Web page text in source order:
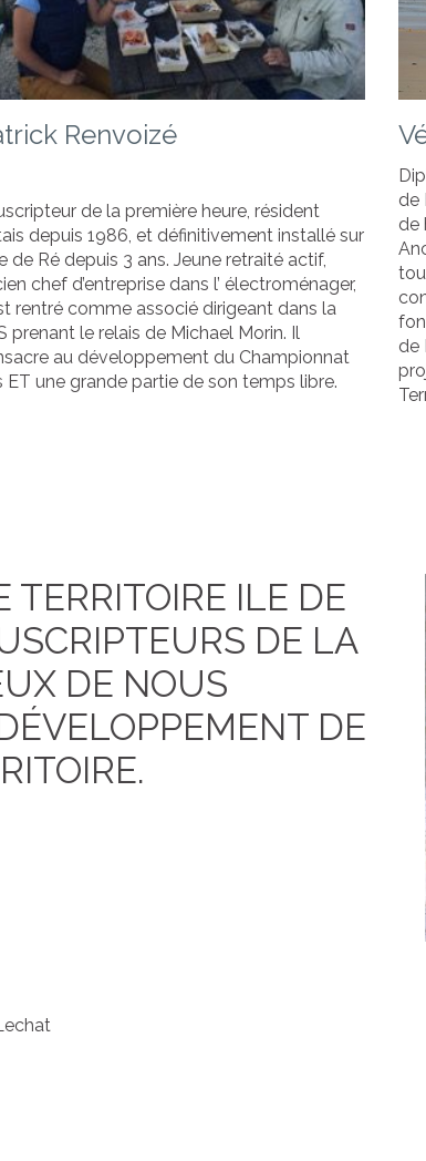
Renvoizé
de la première heure, résident
depuis 1986, et définitivement installé sur
de Ré depuis 3 ans. Jeune retraité actif,
chef d’entreprise dans l’ électroménager,
rentré comme associé dirigeant dans la
prenant le relais de Michael Morin. Il
au développement du Championnat
ET une grande partie de son temps libre.
de
de
de
TERRITOIRE ILE DE
DE LA
DE NOUS
DE